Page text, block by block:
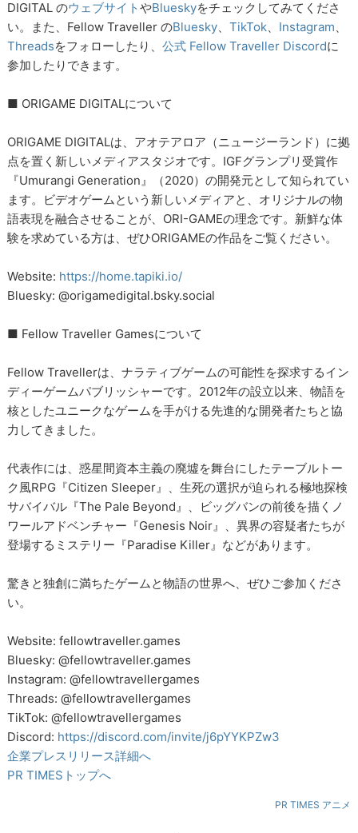
DIGITAL のウェブサイトやBlueskyをチェックしてみてくださ
い。また、Fellow Traveller のBluesky 、TikTok Instagram
Threadsをフォローしたり、公式 Fellow Traveller Discordに
参加したりできます。
■ ORIGAME DIGITALについて
ORIGAME DIGITALは、アオテアロア（ニュージーランド）に拠
点を置く新しいメディアスタジオです。IGFグランプリ受賞作
『Umurangi Generation』（2020）の開発元として知られてい
ます。ビデオゲームという新しいメディアと、オリジナルの物
語表現を融合させることが、ORI-GAMEの理念です。新鮮な体
験を求めている方は、ぜひORIGAMEの作品をご覧ください。
Website: https://home.tapiki.io/
Bluesky: @origamedigital.bsky.social
■ Fellow Traveller Gamesについて
Fellow Travellerは、ナラティブゲームの可能性を探求するイン
ディーゲームパブリッシャーです。2012年の設立以来、物語を
核としたユニークなゲームを手がける先進的な開発者たちと協
力してきました。
代表作には、惑星間資本主義の廃墟を舞台にしたテーブルトー
ク風RPG『Citizen Sleeper』、生死の選択が迫られる極地探検
サバイバル『The Pale Beyond』、ビッグバンの前後を描くノ
ワールアドベンチャー『Genesis Noir』、異界の容疑者たちが
登場するミステリー『Paradise Killer』などがあります。
驚きと独創に満ちたゲームと物語の世界へ、ぜひご参加くださ
い。
Website: fellowtraveller.games
Bluesky: @fellowtraveller.games
Instagram: @fellowtravellergames
Threads: @fellowtravellergames
TikTok: @fellowtravellergames
Discord: https://discord.com/invite/j6pYYKPZw3
企業プレスリリース詳細へ
PR TIMESトップへ
PR TIMES アニメ